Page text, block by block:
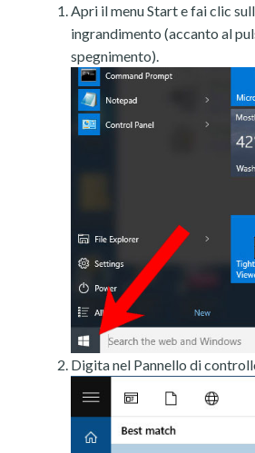
Apri il menu Start e fai clic
ingrandimento (accanto al
spegnimento).
Digita nel Pannello di